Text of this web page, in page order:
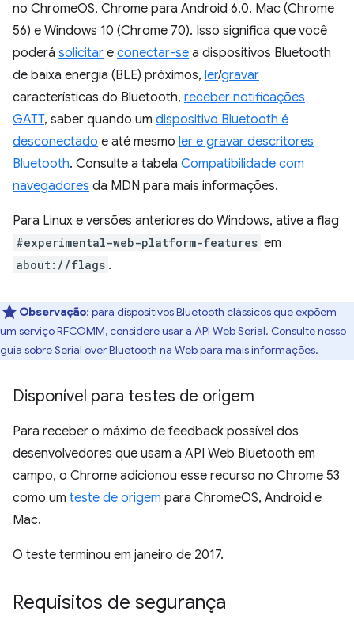
no ChromeOS, Chrome para Android 6.0, Mac (Chrome
56) e Windows 10 (Chrome 70). Isso significa que você
poderá solicitar e conectar-se a dispositivos Bluetooth
de baixa energia (BLE) próximos, ler/gravar
características do Bluetooth, receber notificações
GATT, saber quando um dispositivo Bluetooth é
desconectado e até mesmo ler e gravar descritores
Bluetooth. Consulte a tabela Compatibilidade com
navegadores da MDN para mais informações.
Para Linux e versões anteriores do Windows, ative a flag
#experimental-web-platform-features em
about://flags .
Observação: para dispositivos Bluetooth clássicos que expõem
um serviço RFCOMM, considere usar a API Web Serial. Consulte nosso
guia sobreSerial over Bluetooth na Webpara mais informações.
Disponível para testes de origem
Para receber o máximo de feedback possível dos
desenvolvedores que usam a API Web Bluetooth em
campo, o Chrome adicionou esse recurso no Chrome 53
como um teste de origem para ChromeOS, Android e
Mac.
O teste terminou em janeiro de 2017.
Requisitos de segurança